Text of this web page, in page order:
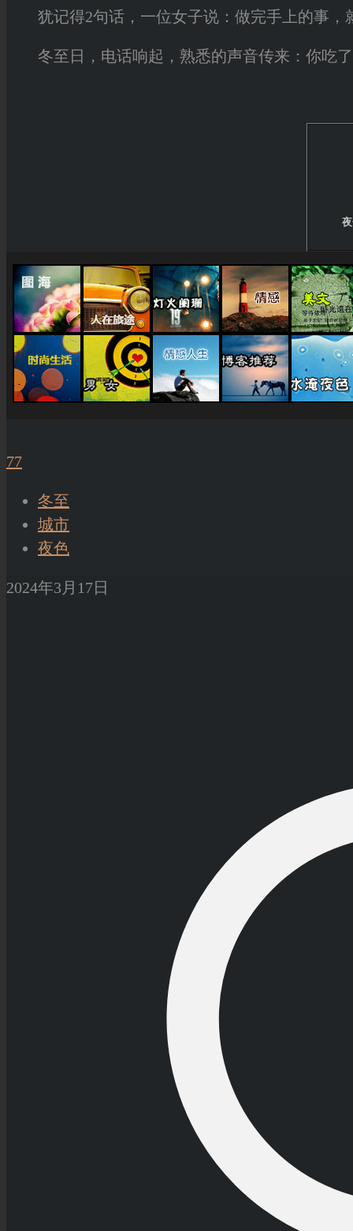
犹记得2句话，一位女子说：做完手上的事，
冬至日，电话响起，熟悉的声音传来：你吃
77
冬至
城市
夜色
2024年3月17日